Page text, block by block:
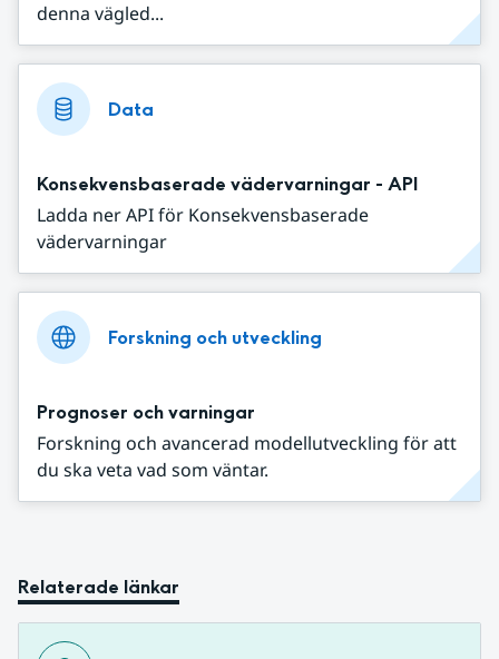
denna vägled...
Data
Konsekvensbaserade vädervarningar - API
Ladda ner API för Konsekvensbaserade
vädervarningar
Forskning och utveckling
Prognoser och varningar
Forskning och avancerad modellutveckling för att
du ska veta vad som väntar.
Relaterade länkar